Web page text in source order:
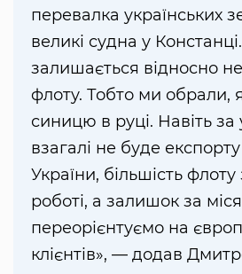
перевалка українських
великі судна у
залишається відносно
флоту. Тобто ми обрали,
синицю в руці. Навіть
взагалі не буде
України, більшість
роботі, а залишок за
переорієнтуємо на
клієнтів», — додав